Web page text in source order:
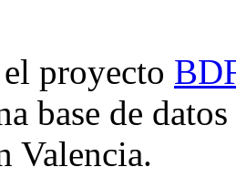
proyecto
base de
Valencia.